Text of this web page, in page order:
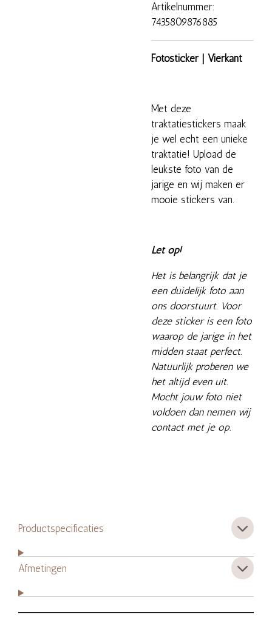
Artikelnummer:
7435809876885
Fotosticker | Vierkant
Met deze
traktatiestickers maak
je wel echt een unieke
traktatie! Upload de
leukste foto van de
jarige en wij maken er
mooie stickers van.
Let op!
Het is belangrijk dat je
een duidelijk foto aan
ons doorstuurt. Voor
deze sticker is een foto
waarop de jarige in het
midden staat perfect.
Natuurlijk proberen we
het altijd even uit.
Mocht jouw foto niet
voldoen dan nemen wij
contact met je op.
Productspecificaties
Afmetingen